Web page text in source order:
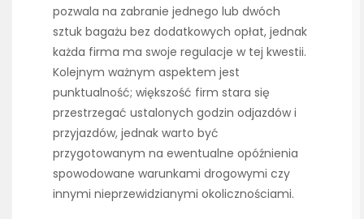
pozwala na zabranie jednego lub dwóch
sztuk bagażu bez dodatkowych opłat, jednak
każda firma ma swoje regulacje w tej kwestii.
Kolejnym ważnym aspektem jest
punktualność; większość firm stara się
przestrzegać ustalonych godzin odjazdów i
przyjazdów, jednak warto być
przygotowanym na ewentualne opóźnienia
spowodowane warunkami drogowymi czy
innymi nieprzewidzianymi okolicznościami.